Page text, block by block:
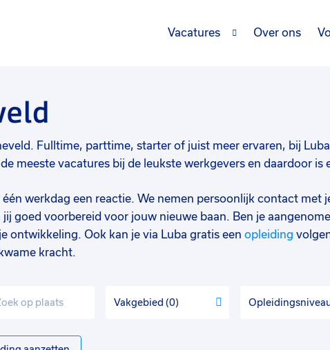
Vacatures Over ons
Fulltime, parttime, starter of juist meer ervaren, bij
meeste vacatures bij de leukste werkgevers en daardoor is
werkdag een reactie. We nemen persoonlijk contact met
jij goed voorbereid voor jouw nieuwe baan. Ben je
ontwikkeling. Ook kan je via Luba gratis een opleiding
kracht.
Vakgebied 0